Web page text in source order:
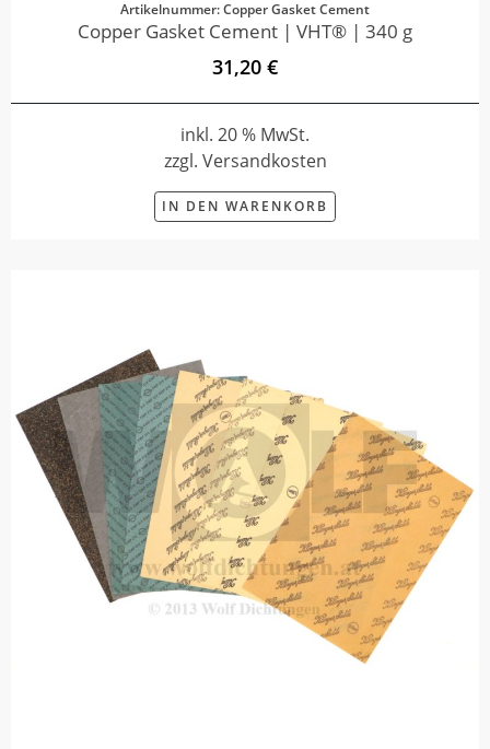
Artikelnummer: Copper Gasket Cement
Copper Gasket Cement | VHT® | 340 g
31,20 €
inkl. 20 % MwSt.
zzgl. Versandkosten
IN DEN WARENKORB